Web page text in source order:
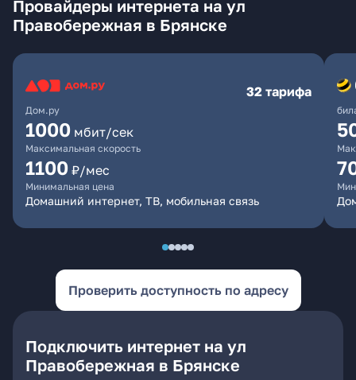
Провайдеры интернета на ул
Правобережная в Брянске
Дом.ру
32 тарифа
1000 мбит/сек
Максимальная скорость
1100 ₽/мес
Минимальная цена
Домашний интернет, ТВ, мобильная связь
Проверить доступность по адресу
Подключить интернет на ул
Правобережная в Брянске